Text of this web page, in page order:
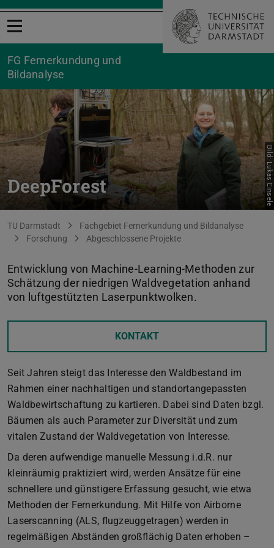
Menü öffnen
FG Fernerkundung und
Bildanalyse
DeepForest Bild: Lukas Einsele
Sie befinden sich hier:
TU Darmstadt
Fachgebiet Fernerkundung und Bildanalyse
Forschung
Abgeschlossene Projekte
Entwicklung von Machine-Learning-Methoden zur
Schätzung der niedrigen Waldvegetation anhand
von luftgestützten Laserpunktwolken.
KONTAKT
Seit Jahren steigt das Interesse den Waldbestand im
Rahmen einer nachhaltigen und standortangepassten
Waldbewirtschaftung zu kartieren. Dabei sind Daten bzgl.
Bäumen als auch Parameter zur Diversität und zum
vitalen Zustand der Waldvegetation von Interesse.
Da deren aufwendige manuelle Messung i.d.R. nur
kleinräumig praktiziert wird, werden Ansätze für eine
schnellere und günstigere Erfassung gesucht, wie etwa
Methoden der Fernerkundung. Mit Hilfe von Airborne
Laserscanning (ALS, flugzeuggetragen) werden in
regelmäßigen Abständen großflächig Daten erhoben –